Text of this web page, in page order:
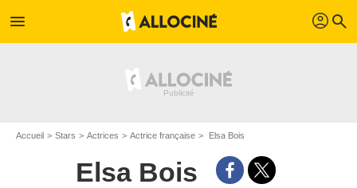
menu profil search
Accueil Stars Actrices Actrice française Elsa Bois
Elsa Bois